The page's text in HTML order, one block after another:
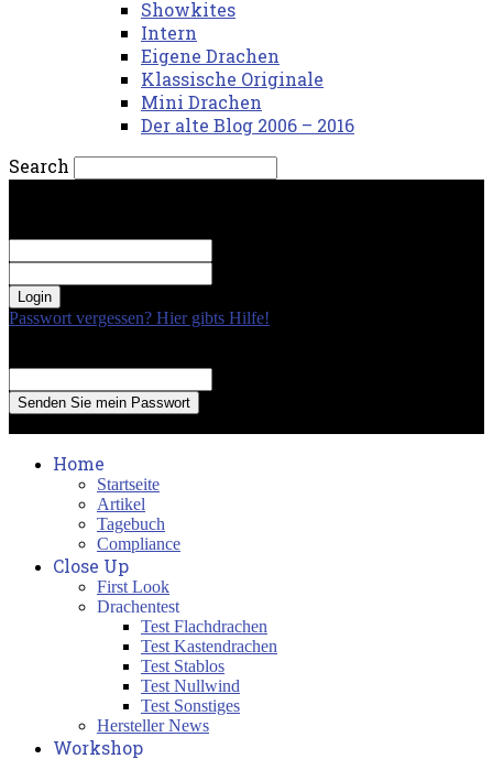
Showkites
Intern
Eigene Drachen
Klassische Originale
Mini Drachen
Der alte Blog 2006 – 2016
Search
Passwort vergessen? Hier gibts Hilfe!
Home
Startseite
Artikel
Tagebuch
Compliance
Close Up
First Look
Drachentest
Test Flachdrachen
Test Kastendrachen
Test Stablos
Test Nullwind
Test Sonstiges
Hersteller News
Workshop